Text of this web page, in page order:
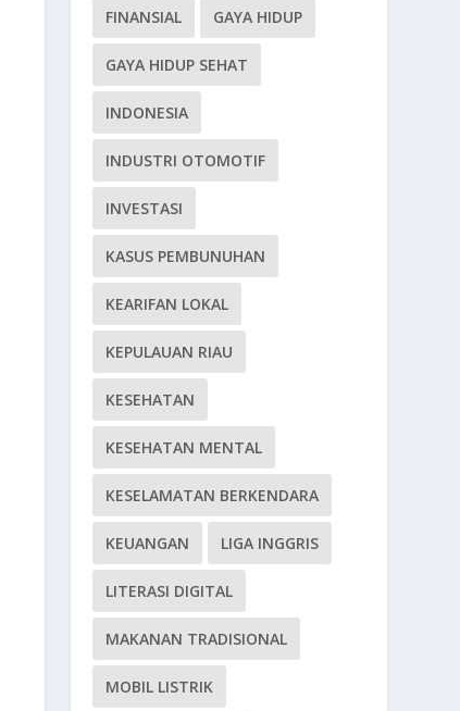
FINANSIAL GAYA HIDUP
GAYA HIDUP SEHAT
INDONESIA
INDUSTRI OTOMOTIF
INVESTASI
KASUS PEMBUNUHAN
KEARIFAN LOKAL
KEPULAUAN RIAU
KESEHATAN
KESEHATAN MENTAL
KESELAMATAN BERKENDARA
KEUANGAN LIGA INGGRIS
LITERASI DIGITAL
MAKANAN TRADISIONAL
MOBIL LISTRIK